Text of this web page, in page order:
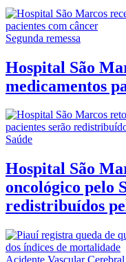
Segunda remessa
Hospital São
medicamentos
Saúde
Hospital São
oncológico pelo
redistribuídos